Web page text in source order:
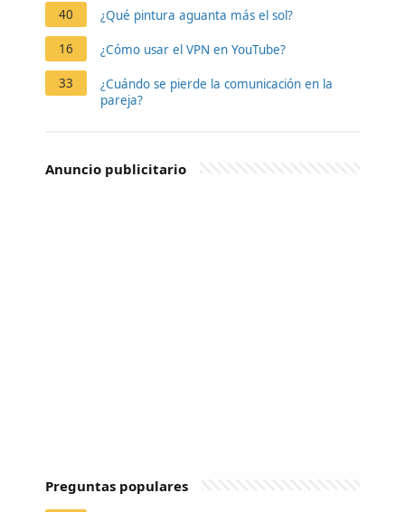
40 ¿Qué pintura aguanta más el sol?
16 ¿Cómo usar el VPN en YouTube?
33
¿Cuándo se pierde la comunicación en la
pareja?
Anuncio publicitario
Preguntas populares